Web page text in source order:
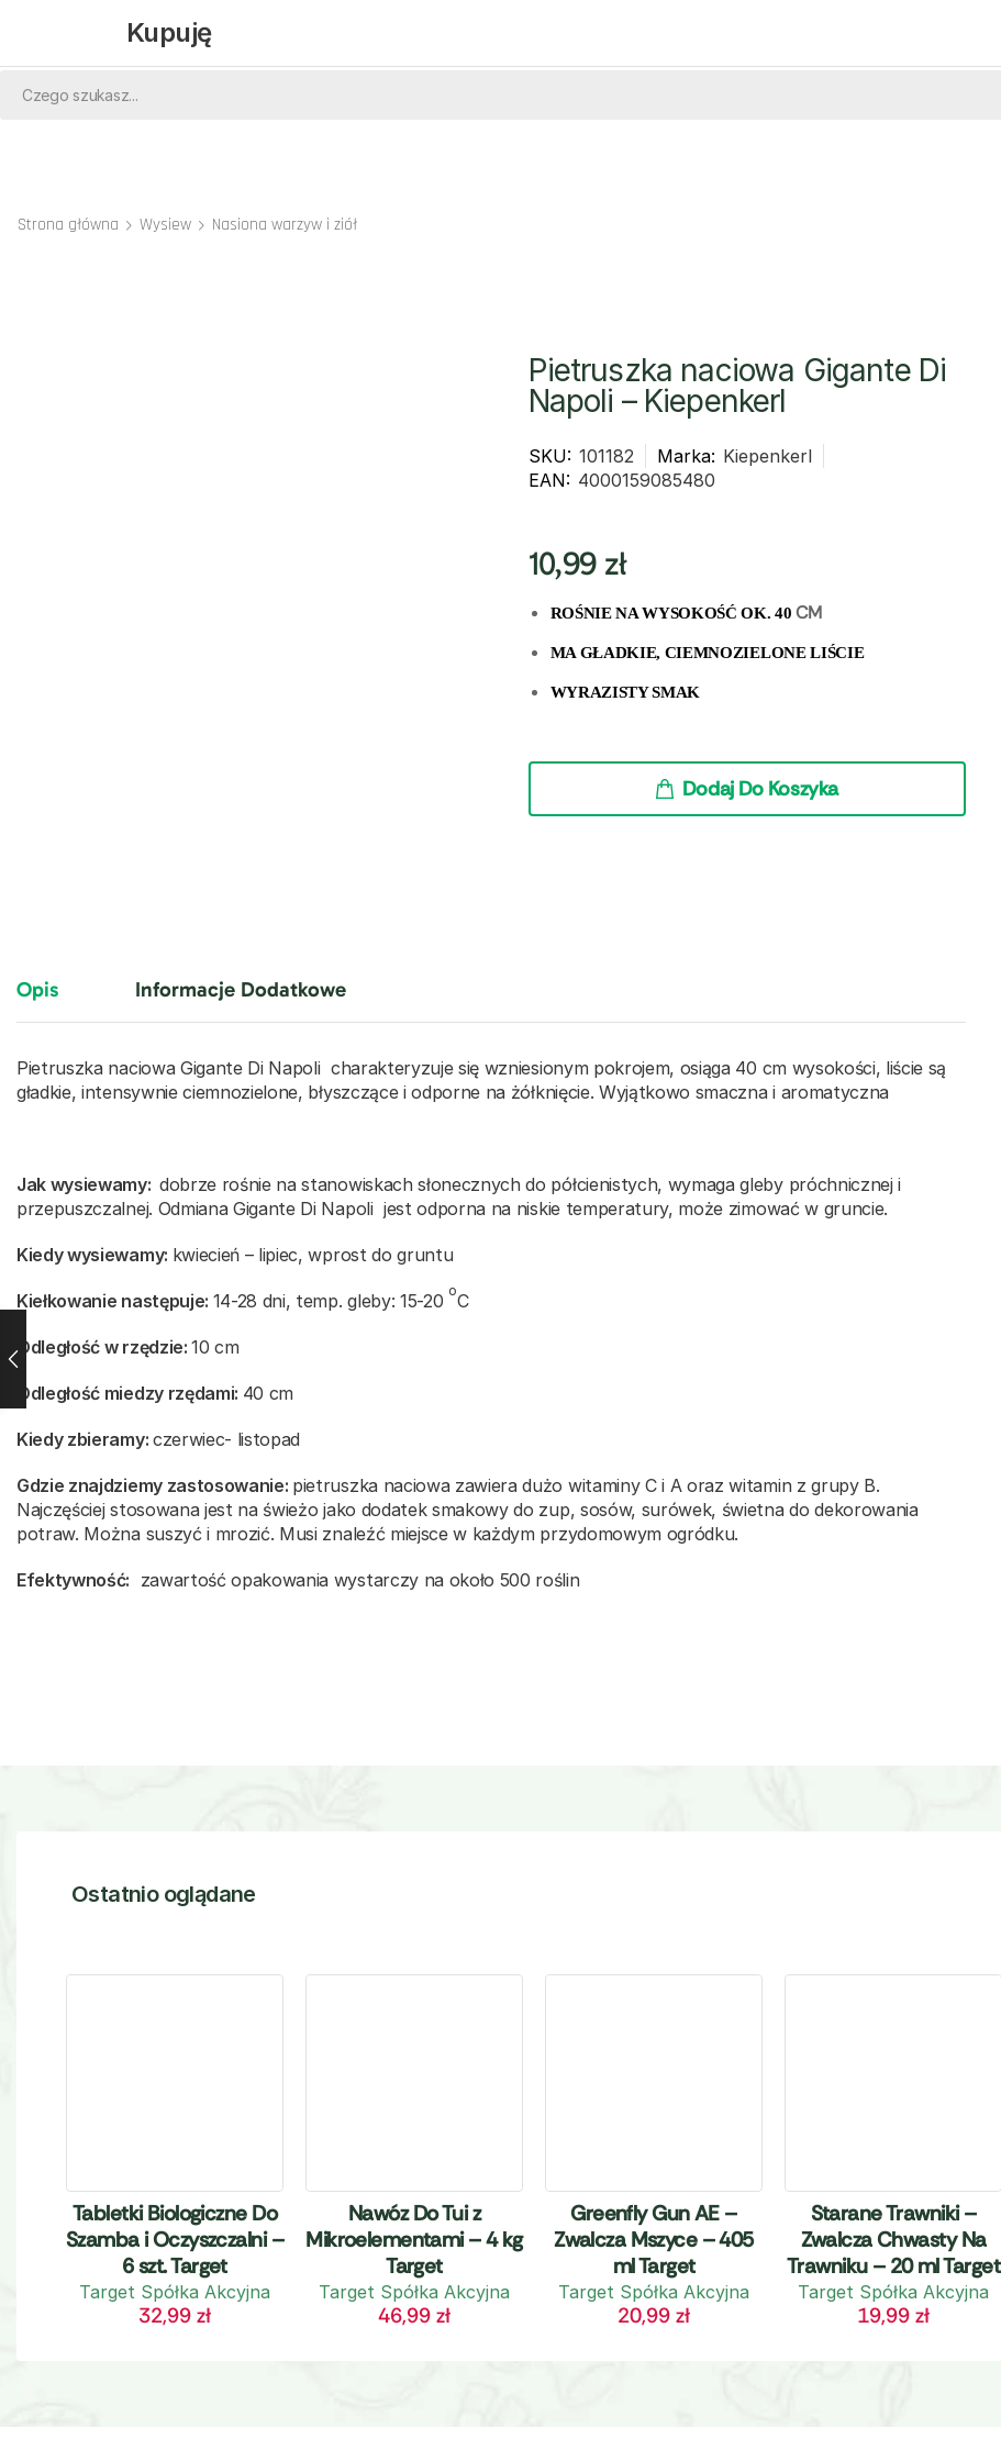
Kupuję
Strona główna Wysiew Nasiona warzyw i ziół
Pietruszka naciowa Gigante Di
Napoli – Kiepenkerl
SKU: 101182 Marka: Kiepenkerl
EAN: 4000159085480
10,99 zł
ROŚNIE NA WYSOKOŚĆ OK. 40 CM
MA GŁADKIE, CIEMNOZIELONE LIŚCIE
WYRAZISTY SMAK
Dodaj Do Koszyka
Opis Informacje Dodatkowe
Pietruszka naciowa Gigante Di Napoli charakteryzuje się wzniesionym pokrojem, osiąga 40 cm wysokości, liście są
gładkie, intensywnie ciemnozielone, błyszczące i odporne na żółknięcie. Wyjątkowo smaczna i aromatyczna
Jak wysiewamy: dobrze rośnie na stanowiskach słonecznych do półcienistych, wymaga gleby próchnicznej i
przepuszczalnej. Odmiana Gigante Di Napoli jest odporna na niskie temperatury, może zimować w gruncie.
Kiedy wysiewamy: kwiecień – lipiec, wprost do gruntu
Kiełkowanie następuje: 14-28 dni, temp. gleby: 15-20
o
C
Odległość w rzędzie:10 cm
Odległość miedzy rzędami: 40 cm
Kiedy zbieramy: czerwiec- listopad
Gdzie znajdziemy zastosowanie: pietruszka naciowa zawiera dużo witaminy C i A oraz witamin z grupy B.
Najczęściej stosowana jest na świeżo jako dodatek smakowy do zup, sosów, surówek, świetna do dekorowania
potraw. Można suszyć i mrozić. Musi znaleźć miejsce w każdym przydomowym ogródku.
Efektywność: zawartość opakowania wystarczy na około 500 roślin
Ostatnio oglądane
Tabletki Biologiczne Do
Szamba i Oczyszczalni –
6 szt. Target
Target Spółka Akcyjna
32,99 zł
Nawóz Do Tui z
Mikroelementami – 4 kg
Target
Target Spółka Akcyjna
46,99 zł
Greenfly Gun AE –
Zwalcza Mszyce – 405
ml Target
Target Spółka Akcyjna
20,99 zł
Starane Trawniki –
Zwalcza Chwasty Na
Trawniku – 20 ml Target
Target Spółka Akcyjna
19,99 zł